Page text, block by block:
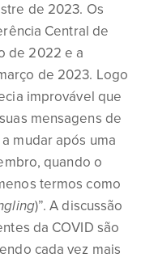
de 2023. Os
Central de
de 2022 e a
de 2023. Logo
improvável que
mensagens de
mudar após uma
quando o
termos como
)”. A discussão
da COVID são
cada vez mais